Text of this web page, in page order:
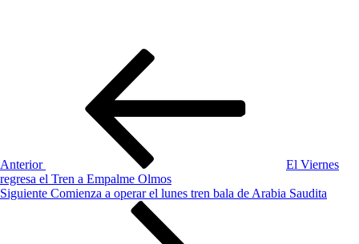
Anterior
El Viernes
regresa el Tren a Empalme Olmos
Siguiente
Siguiente Comienza a operar el lunes tren bala de Arabia Saudita